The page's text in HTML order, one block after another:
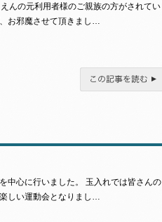
んの元利用者様のご親族の方がされてい
お邪魔させて頂きまし…
中心に行いました。 玉入れでは皆さんの
しい運動会となりまし…